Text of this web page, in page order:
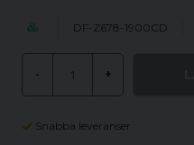
DF-Z678-1900CD
- +
Snabba leveranser